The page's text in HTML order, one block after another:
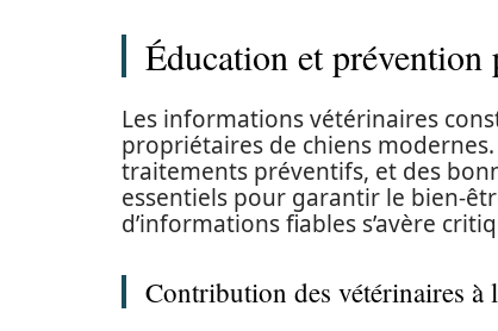
Éducation et
Les informations vétérinaires
propriétaires de chiens
traitements préventifs, et des
essentiels pour garantir le bien-
d’informations fiables s’avère
Contribution des vétérinaires à